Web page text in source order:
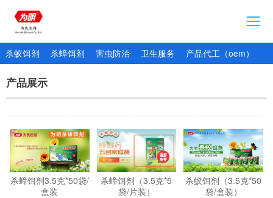
首页
通知公告
加入我们
产品追溯网站
杀蚁饵剂 杀蟑饵剂 害虫防治 卫生服务 产品代工（oem）
产品展示
杀蟑饵剂3.5克*50袋/
盒装
杀蟑饵剂（3.5克*5
袋/片装）
杀蚁饵剂（3.5克*50
袋/盒装）